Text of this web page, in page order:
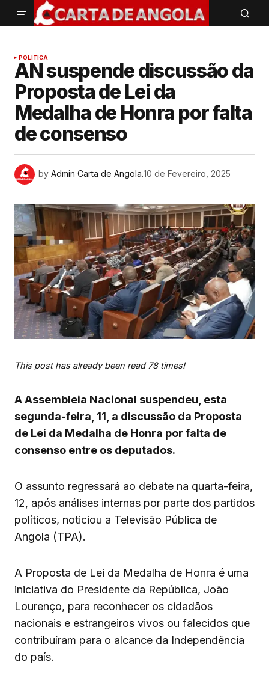
POLITICA
AN suspende discussão da
Proposta de Lei da
Medalha de Honra por falta
de consenso
by Admin Carta de Angola.10 de Fevereiro, 2025
This post has already been read 78 times!
A Assembleia Nacional suspendeu, esta
segunda-feira, 11, a discussão da Proposta
de Lei da Medalha de Honra por falta de
consenso entre os deputados.
O assunto regressará ao debate na quarta-feira,
12, após análises internas por parte dos partidos
políticos, noticiou a Televisão Pública de
Angola (TPA).
A Proposta de Lei da Medalha de Honra é uma
iniciativa do Presidente da República, João
Lourenço, para reconhecer os cidadãos
nacionais e estrangeiros vivos ou falecidos que
contribuíram para o alcance da Independência
do país.